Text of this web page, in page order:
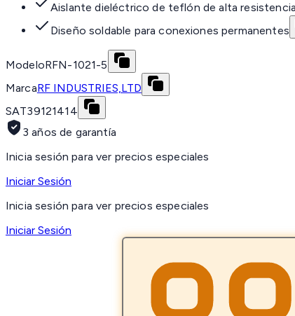
Aislante dieléctrico de teflón de alta resistencia
Diseño soldable para conexiones permanentes
ModeloRFN-1021-5
MarcaRF INDUSTRIES,LTD
SAT39121414
3 años de garantía
Inicia sesión para ver precios especiales
Iniciar Sesión
Inicia sesión para ver precios especiales
Iniciar Sesión